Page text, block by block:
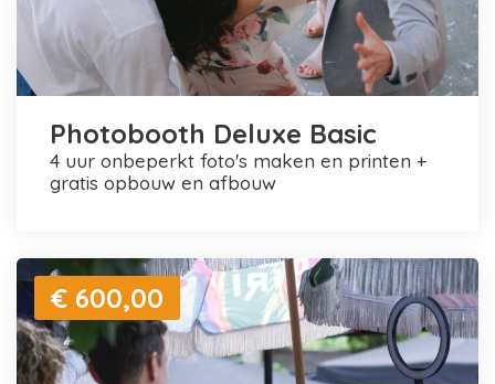
Photobooth Deluxe Basic
4 uur onbeperkt foto's maken en printen +
gratis opbouw en afbouw
€ 600,00